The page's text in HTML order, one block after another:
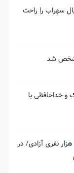
سهراب را راحت
شد
و خداحافظی با
سالن ۱۸ هزار نفری به جای سالن ۱۲ هزار نفری آزادی/ در